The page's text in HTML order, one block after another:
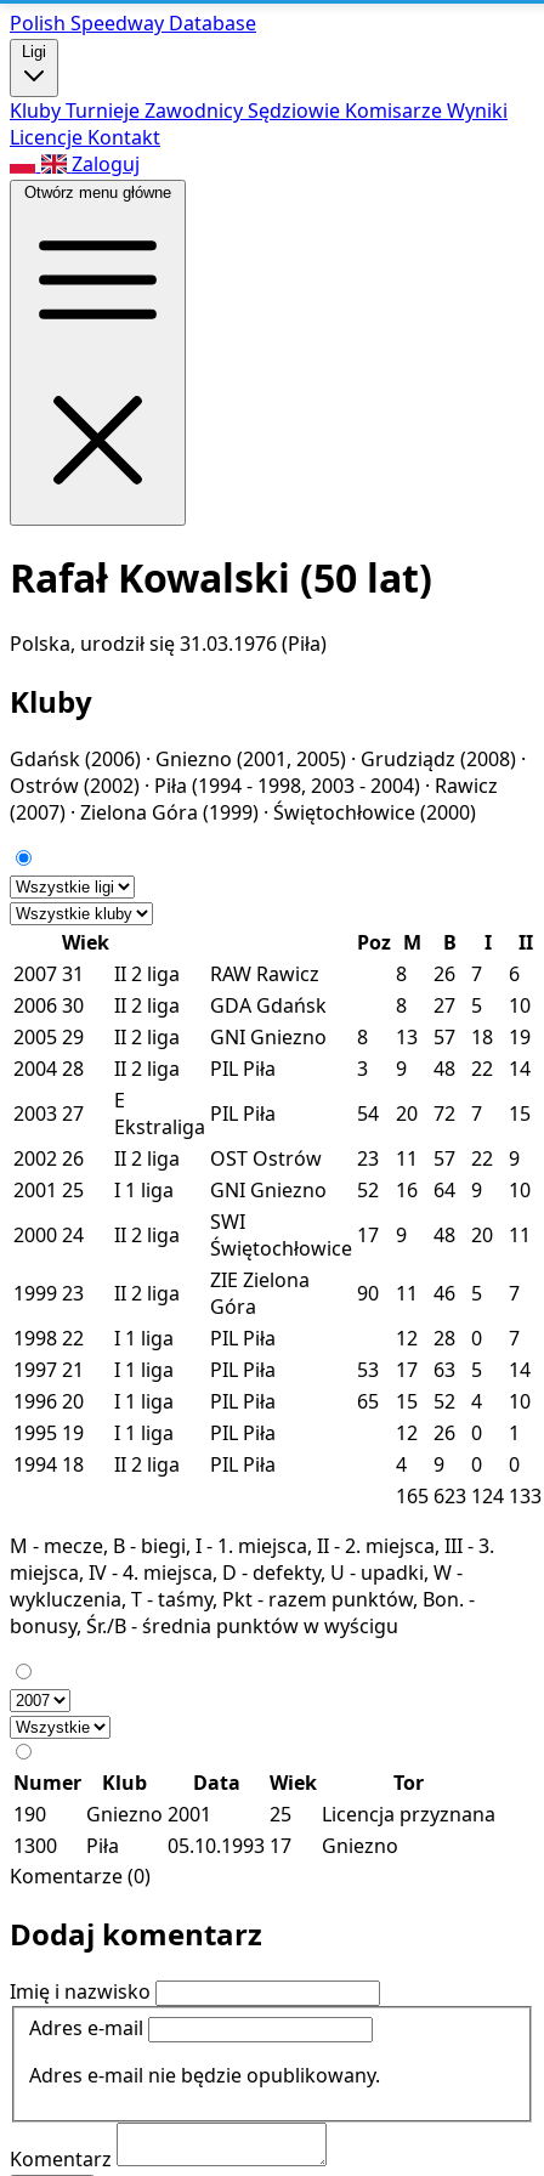
Polish Speedway Database
Ligi
KlubyTurniejeZawodnicySędziowie KomisarzeWyniki
Licencje Kontakt
Zaloguj
Otwórz menu główne
Rafał Kowalski (50 lat)
Polska, urodził się 31.03.1976 (Piła)
Kluby
Gdańsk(2006) · Gniezno (2001, 2005) · Grudziądz (2008) ·
Ostrów(2002) · Piła (1994 - 1998, 2003 - 2004) · Rawicz
(2007) · Zielona Góra (1999) · Świętochłowice(2000)
Wiek Poz M B I
II
200731 II2 liga RAW Rawicz 8 26 7
6
200630 II2 liga GDA Gdańsk 8 27 5
10
200529 II2 liga GNI Gniezno 8 13 57 18
19
200428 II2 liga PIL Piła 3 9 48 22
14
200327
E
Ekstraliga PIL Piła 54 20 72 7
15
200226 II2 liga OST Ostrów 23 11 57 22 9
2001 25 I 1 liga GNI Gniezno 52 16 64 9
10
200024 II2 liga
SWI
Świętochłowice 17 9 48 20 11
199923 II2 liga ZIE Zielona
Góra
90 11 46 5
7
199822 I 1 liga PIL Piła 12 28 0
7
199721 I 1 liga PIL Piła 53 17 63 5
14
199620 I 1 liga PIL Piła 65 15 52 4
10
1995 19 I 1 liga PIL Piła 12 26 0
1
1994 18 II2 liga PIL Piła 4 9 0
0
165 623 124 133
M - mecze, B - biegi, I - 1. miejsca, II - 2. miejsca, III - 3.
miejsca, IV - 4. miejsca, D - defekty, U - upadki, W -
wykluczenia, T - taśmy, Pkt - razem punktów, Bon. -
bonusy, Śr./B - średnia punktów w wyścigu
Numer Klub Data Wiek
Tor
190
Gniezno 2001 25
Licencja przyznana
1300
Piła 05.10.1993 17
Gniezno
Komentarze (0)
Dodaj komentarz
Imię i nazwisko
Adres e-mail
Adres e-mail nie będzie opublikowany.
Komentarz